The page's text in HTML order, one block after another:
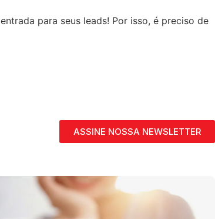
para seus leads! Por isso, é preciso de
ASSINE NOSSA NEWSLETTER